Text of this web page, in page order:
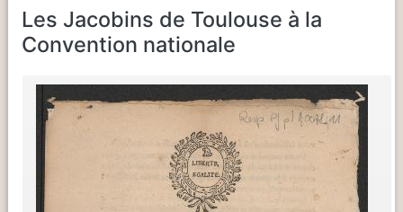
Les Jacobins de Toulouse à la
Convention nationale